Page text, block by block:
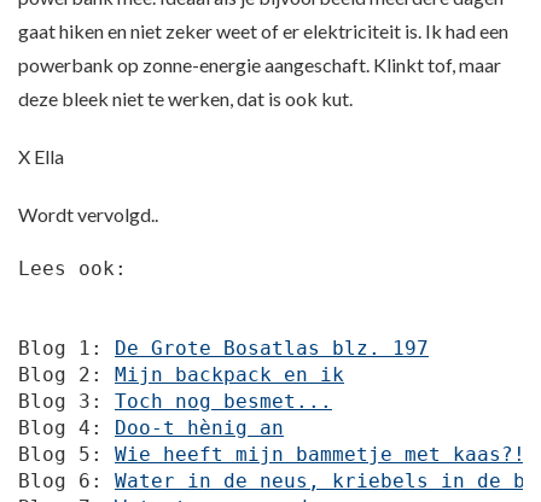
gaat hiken en niet zeker weet of er elektriciteit is. Ik had een
powerbank op zonne-energie aangeschaft. Klinkt tof, maar
deze bleek niet te werken, dat is ook kut.
X Ella
Wordt vervolgd..
Lees ook:
Blog 1:
De Grote Bosatlas blz. 197
Blog 2:
Mijn backpack en ik
Blog 3: Toch nog besmet...
Blog 4:
Doo-t hènig an
Blog 5: Wie heeft mijn bammetje met kaas?!
Blog 6: Water in de neus, kriebels in de